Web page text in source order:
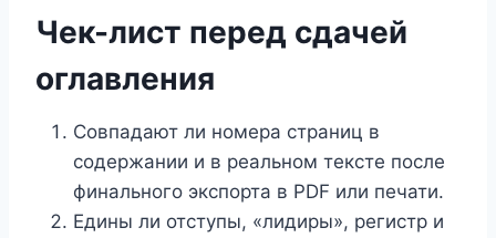
Чек-лист перед сдачей
оглавления
Совпадают ли номера страниц в
содержании и в реальном тексте после
финального экспорта в PDF или печати.
Едины ли отступы, «лидиры», регистр и